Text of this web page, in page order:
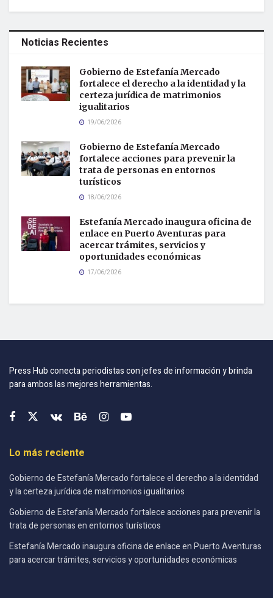
Noticias Recientes
Gobierno de Estefanía Mercado
fortalece el derecho a la identidad y la
certeza jurídica de matrimonios
igualitarios
19/06/2026
Gobierno de Estefanía Mercado
fortalece acciones para prevenir la
trata de personas en entornos
turísticos
18/06/2026
Estefanía Mercado inaugura oficina de
enlace en Puerto Aventuras para
acercar trámites, servicios y
oportunidades económicas
17/06/2026
Press Hub conecta periodistas con jefes de información y brinda
para ambos las mejores herramientas.
Lo más reciente
Gobierno de Estefanía Mercado fortalece el derecho a la identidad
y la certeza jurídica de matrimonios igualitarios
Gobierno de Estefanía Mercado fortalece acciones para prevenir la
trata de personas en entornos turísticos
Estefanía Mercado inaugura oficina de enlace en Puerto Aventuras
para acercar trámites, servicios y oportunidades económicas